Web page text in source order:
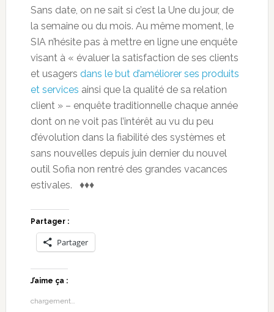
Sans date, on ne sait si c’est la Une du jour, de
la semaine ou du mois. Au même moment, le
SIA n’hésite pas à mettre en ligne une enquête
visant à « évaluer la satisfaction de ses clients
et usagers dans le but d’améliorer ses produits
et services ainsi que la qualité de sa relation
client » – enquête traditionnelle chaque année
dont on ne voit pas l’intérêt au vu du peu
d’évolution dans la fiabilité des systèmes et
sans nouvelles depuis juin dernier du nouvel
outil Sofia non rentré des grandes vacances
estivales. ♦♦♦
Partager :
Partager
J’aime ça :
chargement…